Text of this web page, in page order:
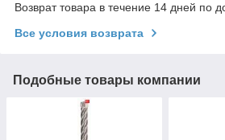
Возврат товара в течение 14 дней по
Все условия возврата
Подобные товары компании